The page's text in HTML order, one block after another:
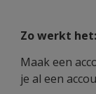
Zo werkt het:
Maak een
je al een